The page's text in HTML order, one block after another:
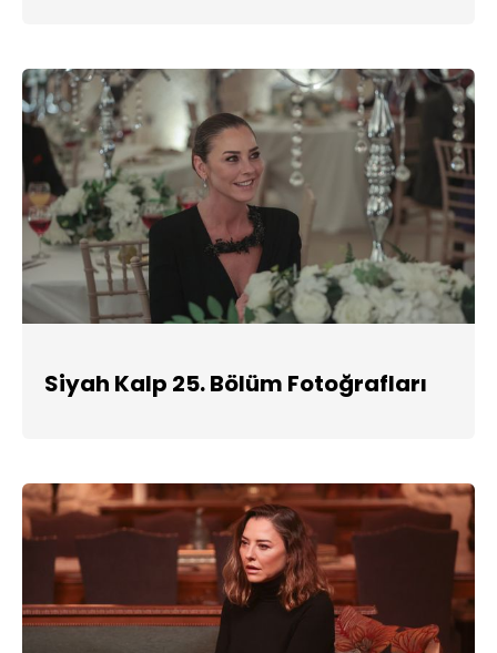
Siyah Kalp 25. Bölüm Fotoğrafları